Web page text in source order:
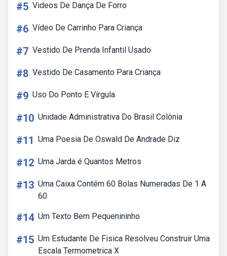
#5 Videos De Dança De Forro
#6 Vídeo De Carrinho Para Criança
#7 Vestido De Prenda Infantil Usado
#8 Vestido De Casamento Para Criança
#9 Uso Do Ponto E Vírgula
#10 Unidade Administrativa Do Brasil Colônia
#11 Uma Poesia De Oswald De Andrade Diz
#12 Uma Jarda é Quantos Metros
#13 Uma Caixa Contém 60 Bolas Numeradas De 1 A
60
#14 Um Texto Bem Pequenininho
#15 Um Estudante De Fisica Resolveu Construir Uma
Escala Termometrica X